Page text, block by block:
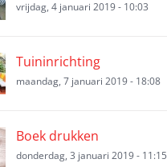
vrijdag, 4 januari 2019 - 10:03
Tuininrichting
maandag, 7 januari 2019 - 18:08
Boek drukken
donderdag, 3 januari 2019 - 11:15